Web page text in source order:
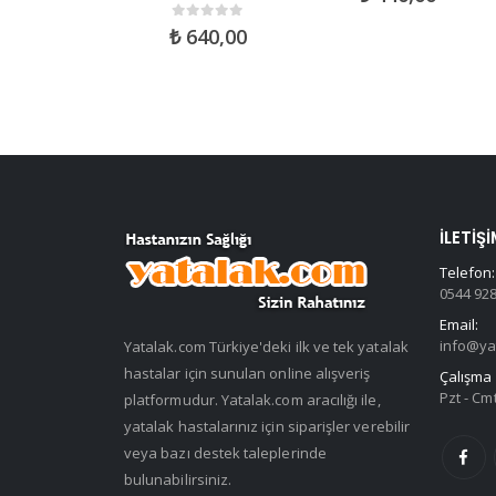
0
₺640,00
Yatalak.com Türkiye'deki ilk ve tek yatalak
hastalar için sunulan online alışveriş
platformudur. Yatalak.com aracılığı ile,
yatalak hastalarınız için siparişler verebilir
veya bazı destek taleplerinde
bulunabilirsiniz.
Telefon:
0544
Email:
Pzt -